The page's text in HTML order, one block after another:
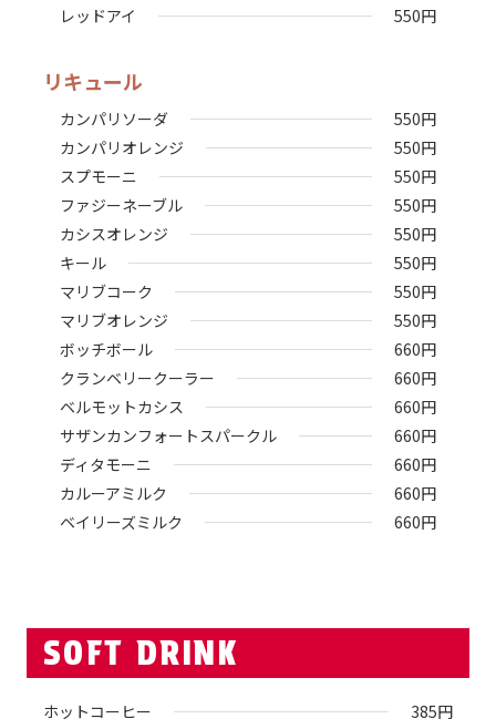
レッドアイ 550円
リキュール
カンパリソーダ 550円
カンパリオレンジ
550円
スプモーニ
550円
ファジーネーブル
550円
カシスオレンジ
550円
キール
550円
マリブコーク
550円
マリブオレンジ
550円
ボッチボール
660円
クランベリークーラー
660円
ベルモットカシス
660円
サザンカンフォートスパークル
660円
ディタモーニ
660円
カルーアミルク
660円
ベイリーズミルク
660円
SOFT DRINK
ホットコーヒー 385円